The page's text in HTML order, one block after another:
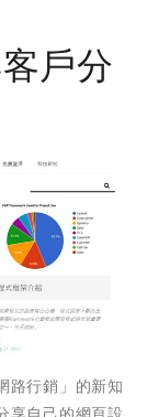
戶分
路行銷」的新知